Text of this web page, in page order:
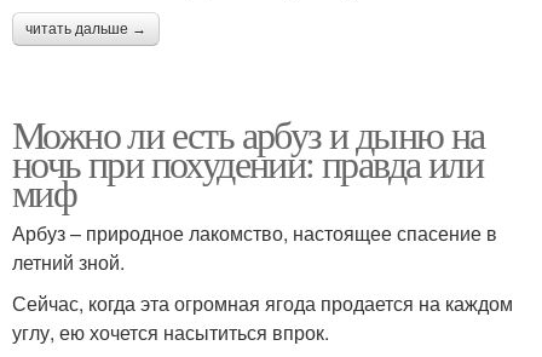
читать дальше →
Можно ли есть арбуз и дыню на
ночь при похудении: правда или
миф
Арбуз – природное лакомство, настоящее спасение в
летний зной.
Сейчас, когда эта огромная ягода продается на каждом
углу, ею хочется насытиться впрок.